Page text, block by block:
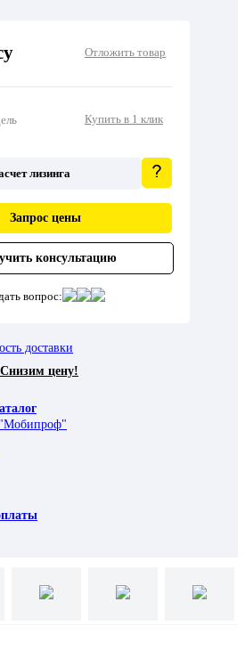
Отложить товар
Купить в 1 клик
лизинга
Запрос цены
консультацию
вопрос:
доставки
Снизим цену!